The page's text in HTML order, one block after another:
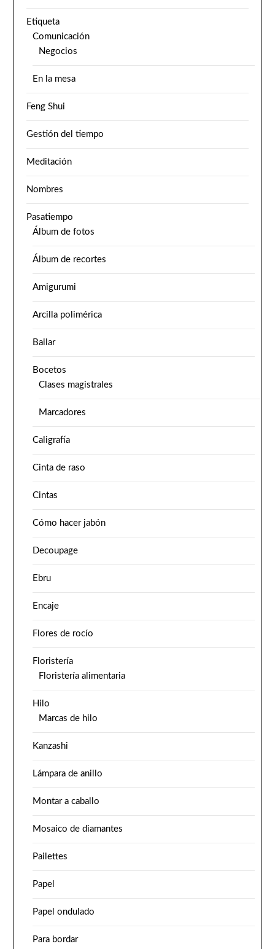
Etiqueta
Comunicación
Negocios
En la mesa
Feng Shui
Gestión del tiempo
Meditación
Nombres
Pasatiempo
Álbum de fotos
Álbum de recortes
Amigurumi
Arcilla polimérica
Bailar
Bocetos
Clases magistrales
Marcadores
Caligrafía
Cinta de raso
Cintas
Cómo hacer jabón
Decoupage
Ebru
Encaje
Flores de rocío
Floristería
Floristería alimentaria
Hilo
Marcas de hilo
Kanzashi
Lámpara de anillo
Montar a caballo
Mosaico de diamantes
Pailettes
Papel
Papel ondulado
Para bordar